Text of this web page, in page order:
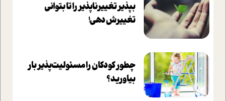
بپذير تغييرناپذير را تا بتواني
تغييرش دهي!‏
چطور کودکان را مسئولیت‌پذیر بار
بیاورید؟